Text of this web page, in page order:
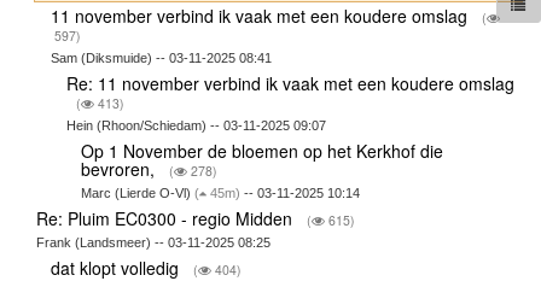
11 november verbind ik vaak met een koudere omslag
(
597)
Sam (Diksmuide) -- 03-11-2025 08:41
Re: 11 november verbind ik vaak met een koudere omslag
( 413)
Hein (Rhoon/Schiedam) -- 03-11-2025 09:07
Op 1 November de bloemen op het Kerkhof die
bevroren, ( 278)
Marc (Lierde O-Vl)( 45m) -- 03-11-2025 10:14
Re: Pluim EC0300 - regio Midden ( 615)
Frank (Landsmeer) -- 03-11-2025 08:25
dat klopt volledig ( 404)